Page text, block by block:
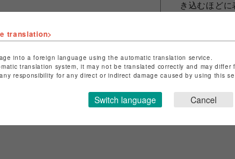
き込むほどに
シェアする
translation>
into a foreign language using the automatic translation service.
translation system, it may not be translated correctly and may
responsibility for any direct or indirect damage caused by using this
Switch language Cancel